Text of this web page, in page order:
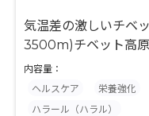
気温差の激しいチベ
3500m)チベット高原
なクコの実。 β-カロ
ゼアキサンチンなど
100%使用し製造さ
内容量：
ヘルスケア
栄養強化
ハラール（ハラル）